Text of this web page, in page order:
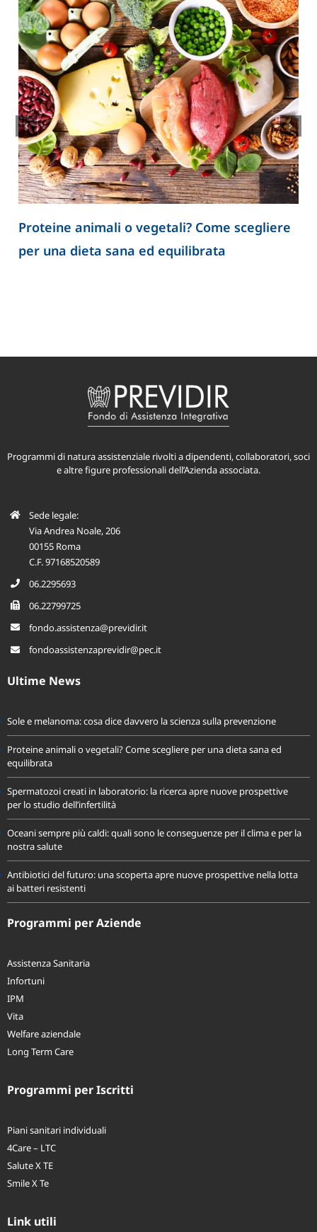
Proteine animali o vegetali? Come scegliere
per una dieta sana ed equilibrata
Programmi di natura assistenziale rivolti a dipendenti, collaboratori, soci
e altre figure professionali dell’Azienda associata.
Sede legale:
Via Andrea Noale, 206
00155 Roma
C.F. 97168520589
06.2295693
06.22799725
fondo.assistenza@previdir.it
fondoassistenzaprevidir@pec.it
Ultime News
Sole e melanoma: cosa dice davvero la scienza sulla prevenzione
Proteine animali o vegetali? Come scegliere per una dieta sana ed
equilibrata
Spermatozoi creati in laboratorio: la ricerca apre nuove prospettive
per lo studio dell’infertilità
Oceani sempre più caldi: quali sono le conseguenze per il clima e per la
nostra salute
Antibiotici del futuro: una scoperta apre nuove prospettive nella lotta
ai batteri resistenti
Programmi per Aziende
Assistenza Sanitaria
Infortuni
IPM
Vita
Welfare aziendale
Long Term Care
Programmi per Iscritti
Piani sanitari individuali
4Care – LTC
Salute X TE
Smile X Te
Link utili